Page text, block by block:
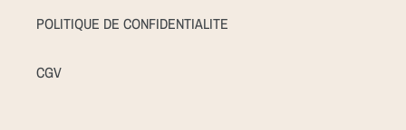
POLITIQUE DE CONFIDENTIALITE
CGV